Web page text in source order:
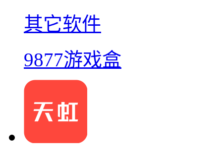
其它软件
9877游戏盒